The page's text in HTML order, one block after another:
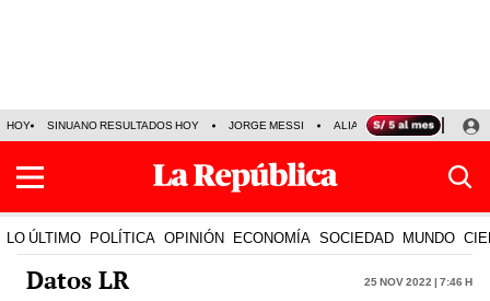
HOY SINUANO RESULTADOS HOY JORGE MESSI ALIANZA LIMA VS SPORT
LO ÚLTIMO POLÍTICA OPINIÓN ECONOMÍA SOCIEDAD MUNDO
Datos LR 25 Nov 2022 | 7:46 h